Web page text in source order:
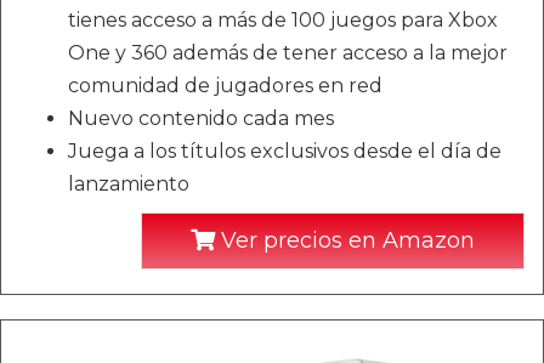
tienes acceso a más de 100 juegos para Xbox
One y 360 además de tener acceso a la mejor
comunidad de jugadores en red
Nuevo contenido cada mes
Juega a los títulos exclusivos desde el día de
lanzamiento
Ver precios en Amazon